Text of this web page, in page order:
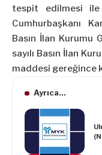
tespit edilmesi
Cumhurbaşkanı
Basın İlan Kurumu
sayılı Basın İlan
maddesi gereğince
Ayrıca...